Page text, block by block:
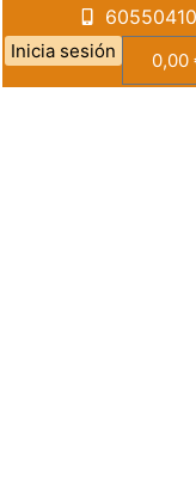
Inicia sesión 0,00